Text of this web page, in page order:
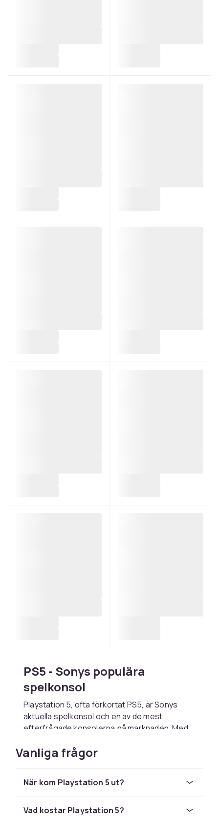
PS5 - Sonys populära
spelkonsol
Playstation 5, ofta förkortat PS5, är Sonys
aktuella spelkonsol och en av de mest
efterfrågade konsolerna på marknaden. Med
ray tracing och upp till 120 bilder per sekund i
kompatibla titlar levererar PS5 en snabb och
laddningstider och stabil prestanda gör att du
action, sport, rollspel eller familjespel.
Vanliga frågor
När kom Playstation 5 ut?
Vad kostar Playstation 5?